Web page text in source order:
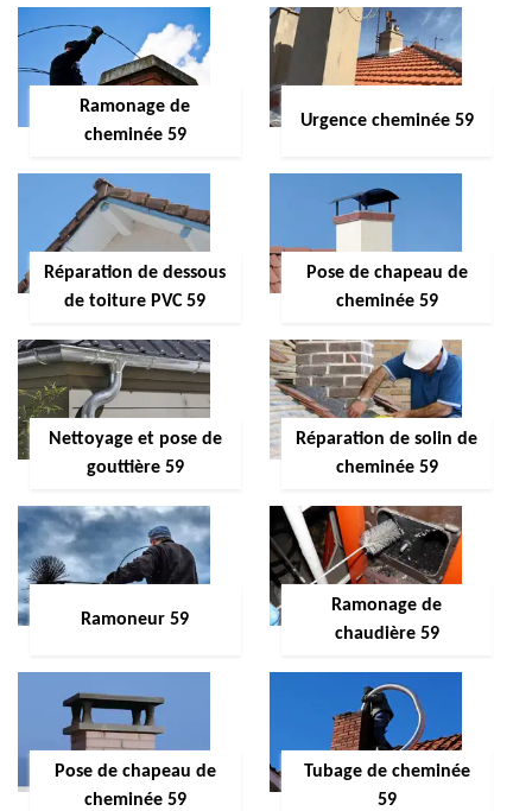
Ramonage de
cheminée 59
Urgence cheminée 59
Réparation de dessous
de toiture PVC 59
Pose de chapeau de
cheminée 59
Nettoyage et pose de
gouttière 59
Réparation de solin de
cheminée 59
Ramoneur 59
Ramonage de
chaudière 59
Pose de chapeau de
cheminée 59
Tubage de cheminée
59